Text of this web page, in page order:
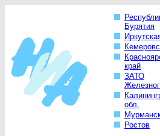
Бурятия
край
ЗАТО
обл.
Ростов